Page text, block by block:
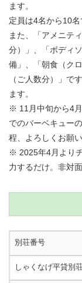
ます。
定員は4名から10名
また、「アメニテ
分）」、「ボディ
備」、「朝食（ク
（ご人数分）」で
ます。
※ 11月中旬から4
でのバーベキュー
程、よろしくお願
※ 2025年4月より
力するだけ。非対
別荘番号
しゃくなげ平貸別